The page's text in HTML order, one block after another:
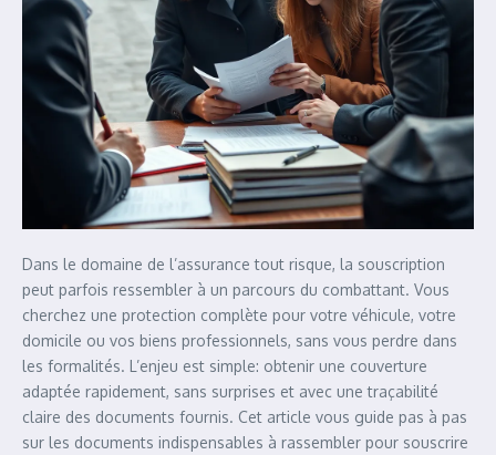
Dans le domaine de l’assurance tout risque, la souscription
peut parfois ressembler à un parcours du combattant. Vous
cherchez une protection complète pour votre véhicule, votre
domicile ou vos biens professionnels, sans vous perdre dans
les formalités. L’enjeu est simple: obtenir une couverture
adaptée rapidement, sans surprises et avec une traçabilité
claire des documents fournis. Cet article vous guide pas à pas
sur les documents indispensables à rassembler pour souscrire